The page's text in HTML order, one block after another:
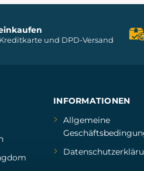
und DPD-Versand
INFORMATIONEN
Allgemeine